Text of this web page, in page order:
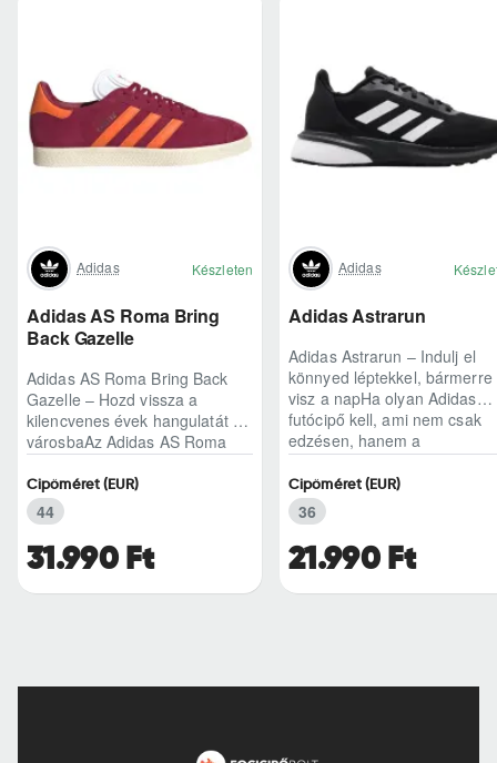
Adidas Készleten
Adidas AS Roma Bring
Back Gazelle
Adidas AS Roma Bring Back
Gazelle – Hozd vissza a
kilencvenes évek hangulatát a
városbaAz Adidas AS Roma
egyszerű sneaker, hane..
31.990 Ft
Cipőméret (EUR)
44
Adidas
Adidas Astrarun
Adidas Astrarun – Indulj el
könnyed léptekkel, bármerre
visz a napHa olyan Adidas
futócipő kell, ami nem csak
edzésen, hanem a
hétköznapokban is kénye..
21.990 Ft
Cipőméret (EUR)
36